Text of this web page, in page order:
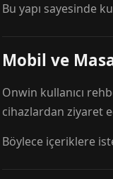
Bu yapı sayesinde
Mobil ve
Onwin kullanıcı
cihazlardan ziyaret
Böylece içeriklere